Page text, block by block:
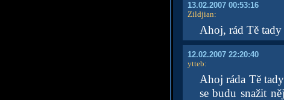
13.02.2007 00:53:16
Zildjian:
Ahoj, rád Tě tady
12.02.2007 22:20:40
ytteb:
Ahoj ráda Tě
se budu snažit